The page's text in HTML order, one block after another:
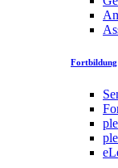
Fortbildung